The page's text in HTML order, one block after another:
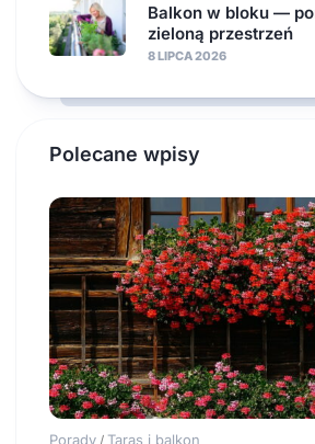
Balkon w bloku —
zieloną przestrzeń
8 LIPCA 2026
Polecane wpisy
Porady / Taras i balkon